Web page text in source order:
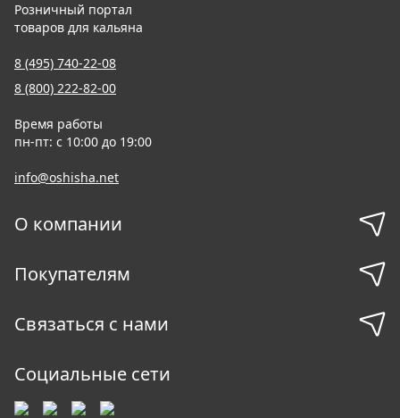
Розничный портал
товаров для кальяна
8 (495) 740-22-08
8 (800) 222-82-00
Время работы
пн-пт: с 10:00 до 19:00
info@oshisha.net
О компании
Покупателям
Связаться с нами
Социальные сети